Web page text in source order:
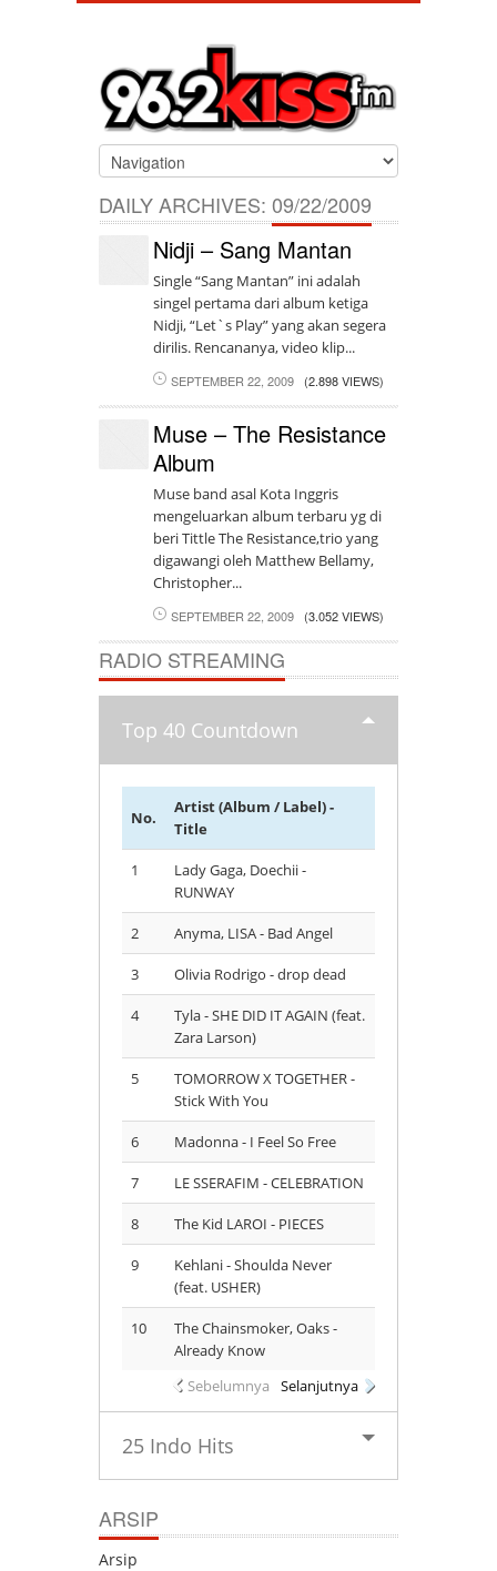
DAILY ARCHIVES: 09/22/2009
Nidji – Sang Mantan
Single “Sang Mantan” ini adalah
singel pertama dari album ketiga
Nidji, “Let`s Play” yang akan segera
dirilis. Rencananya, video klip...
SEPTEMBER 22, 2009 (2.898 VIEWS)
Muse – The Resistance
Album
Muse band asal Kota Inggris
mengeluarkan album terbaru yg di
beri Tittle The Resistance,trio yang
digawangi oleh Matthew Bellamy,
Christopher...
SEPTEMBER 22, 2009 (3.052 VIEWS)
RADIO STREAMING
Top 40 Countdown
No.
Artist (Album / Label) -
Title
1
Lady Gaga, Doechii -
RUNWAY
2 Anyma, LISA - Bad Angel
3 Olivia Rodrigo - drop dead
4
Tyla - SHE DID IT AGAIN (feat.
Zara Larson)
5
TOMORROW X TOGETHER -
Stick With You
6 Madonna - I Feel So Free
7 LE SSERAFIM - CELEBRATION
8 The Kid LAROI - PIECES
9
Kehlani - Shoulda Never
(feat. USHER)
10
The Chainsmoker, Oaks -
Already Know
Sebelumnya
Selanjutnya
25 Indo Hits
ARSIP
Arsip